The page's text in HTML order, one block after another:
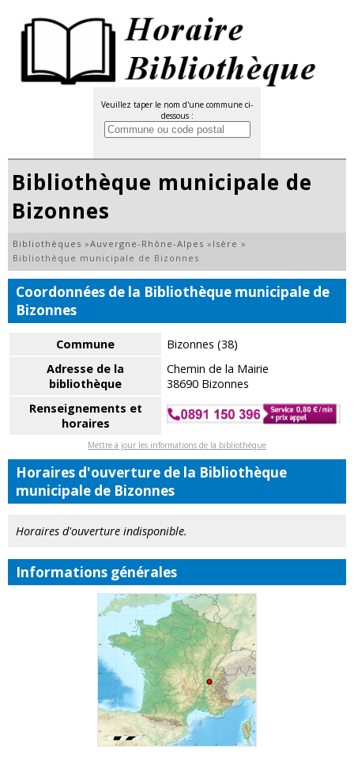
Veuillez taper le nom d'une commune ci-
dessous :
Bibliothèque municipale de
Bizonnes
Bibliothèques »Auvergne-Rhône-Alpes » Isère »
Bibliothèque municipale de Bizonnes
Coordonnées de la Bibliothèque municipale de
Bizonnes
Commune
Bizonnes (38)
Adresse de la
bibliothèque
Chemin de la Mairie
38690 Bizonnes
Renseignements et
horaires
Mettre à jour les informations de la bibliothèque
Horaires d'ouverture de la Bibliothèque
municipale de Bizonnes
Horaires d'ouverture indisponible.
Informations générales